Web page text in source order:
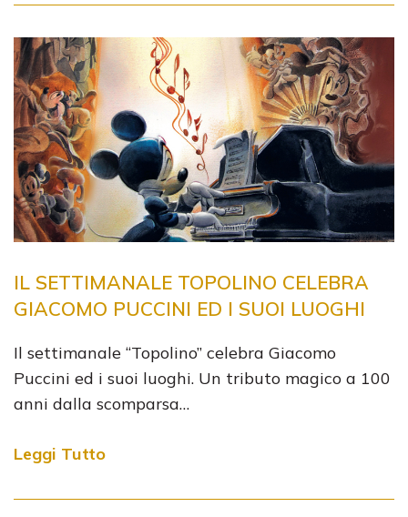
IL SETTIMANALE TOPOLINO CELEBRA
GIACOMO PUCCINI ED I SUOI LUOGHI
Il settimanale “Topolino” celebra Giacomo
Puccini ed i suoi luoghi. Un tributo magico a 100
anni dalla scomparsa…
Leggi Tutto